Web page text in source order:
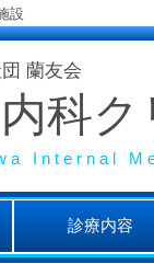
設
科
Internal
蘭友会
診療内容